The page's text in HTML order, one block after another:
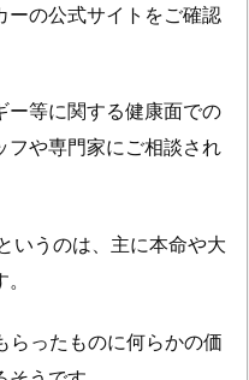
ーの公式サイトをご確認
ー等に関する健康面での
フや専門家にご相談され
いうのは、主に本命や大
らったものに何らかの価